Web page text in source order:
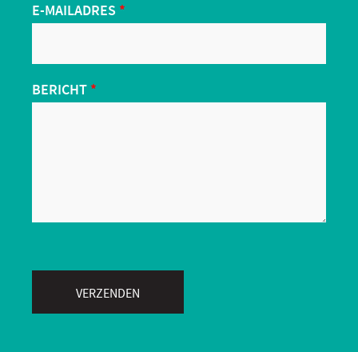
E-MAILADRES *
BERICHT *
VERZENDEN